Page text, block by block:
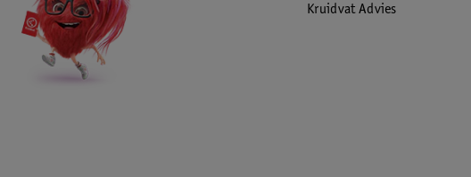
Kruidvat Advies